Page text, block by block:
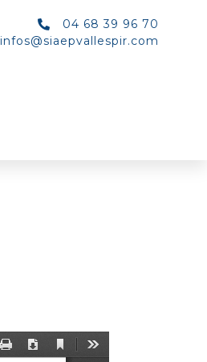
04 68 39 96 70
infos@siaepvallespir.com